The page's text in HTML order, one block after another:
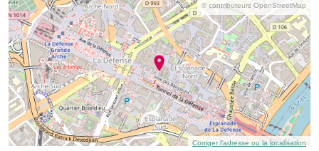
© contributeurs OpenStreetMap
Corriger l’adresse ou la localisation